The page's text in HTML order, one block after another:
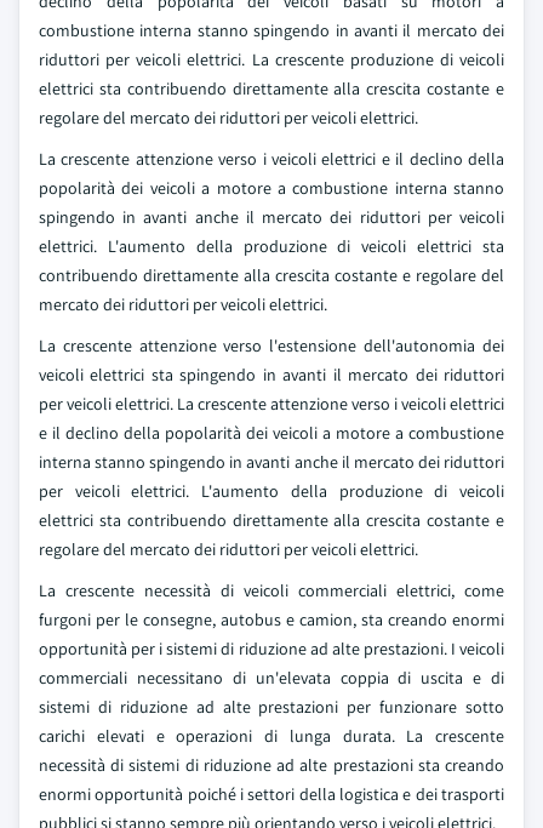
combustione interna stanno spingendo in avanti il mercato dei
riduttori per veicoli elettrici. La crescente produzione di veicoli
elettrici sta contribuendo direttamente alla crescita costante e
regolare del mercato dei riduttori per veicoli elettrici.
La crescente attenzione verso i veicoli elettrici e il declino della
popolarità dei veicoli a motore a combustione interna stanno
spingendo in avanti anche il mercato dei riduttori per veicoli
elettrici. L'aumento della produzione di veicoli elettrici sta
contribuendo direttamente alla crescita costante e regolare del
mercato dei riduttori per veicoli elettrici.
La crescente attenzione verso l'estensione dell'autonomia dei
veicoli elettrici sta spingendo in avanti il mercato dei riduttori
per veicoli elettrici. La crescente attenzione verso i veicoli elettrici
e il declino della popolarità dei veicoli a motore a combustione
interna stanno spingendo in avanti anche il mercato dei riduttori
per veicoli elettrici. L'aumento della produzione di veicoli
elettrici sta contribuendo direttamente alla crescita costante e
regolare del mercato dei riduttori per veicoli elettrici.
La crescente necessità di veicoli commerciali elettrici, come
furgoni per le consegne, autobus e camion, sta creando enormi
opportunità per i sistemi di riduzione ad alte prestazioni. I veicoli
commerciali necessitano di un'elevata coppia di uscita e di
sistemi di riduzione ad alte prestazioni per funzionare sotto
carichi elevati e operazioni di lunga durata. La crescente
necessità di sistemi di riduzione ad alte prestazioni sta creando
enormi opportunità poiché i settori della logistica e dei trasporti
pubblici si stanno sempre più orientando verso i veicoli elettrici.